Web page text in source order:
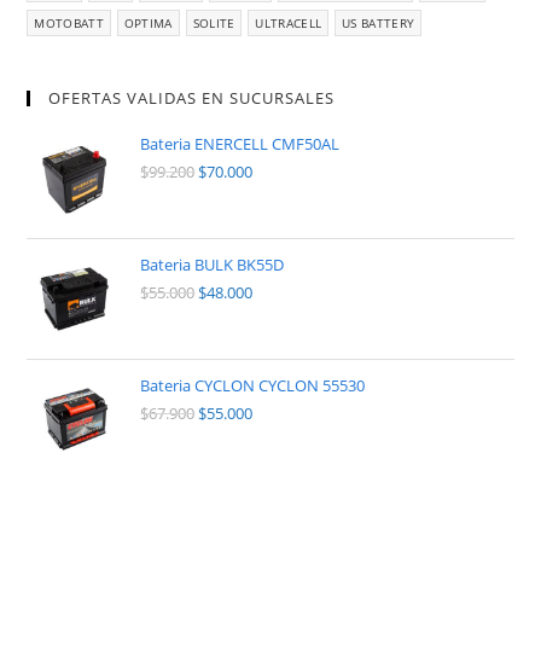
MOTOBATT
OPTIMA SOLITE ULTRACELL US BATTERY
OFERTAS VALIDAS EN SUCURSALES
Bateria ENERCELL CMF50AL
$99.200 $70.000
Bateria BULK BK55D
$55.000 $48.000
Bateria CYCLON CYCLON 55530
$67.900 $55.000